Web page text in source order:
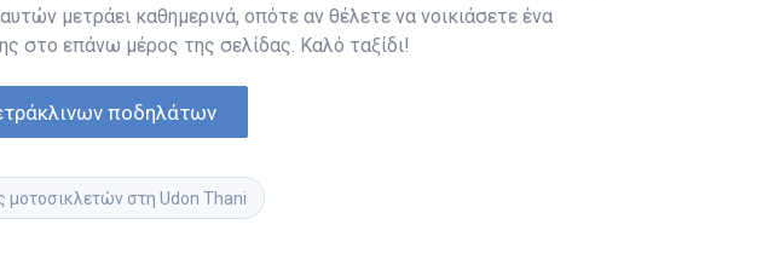
μετράει καθημερινά, οπότε αν θέλετε να νοικιάσετε ένα
στο επάνω μέρος της σελίδας. Καλό ταξίδι!
ποδηλάτων
μοτοσικλετών στη Udon Thani